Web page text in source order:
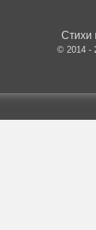
Стихи
© 2014 -